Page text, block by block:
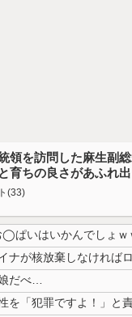
領を訪問した麻生副
育ちの良さがあふれ
(33)
だべ…